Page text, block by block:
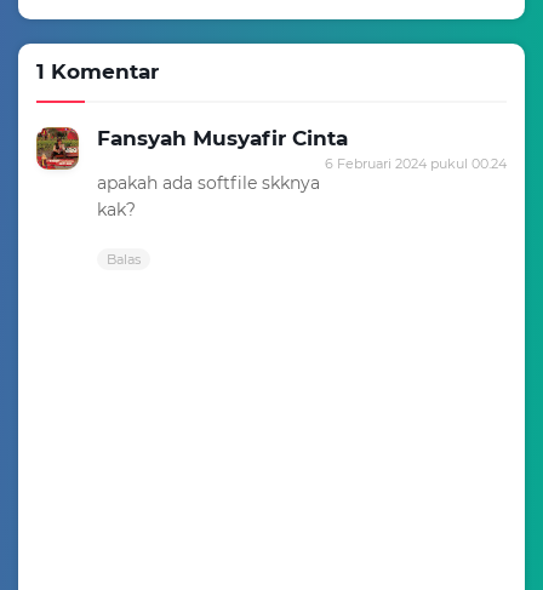
1 Komentar
Fansyah Musyafir Cinta
6 Februari 2024 pukul 00.24
apakah ada softfile skknya
kak?
Balas